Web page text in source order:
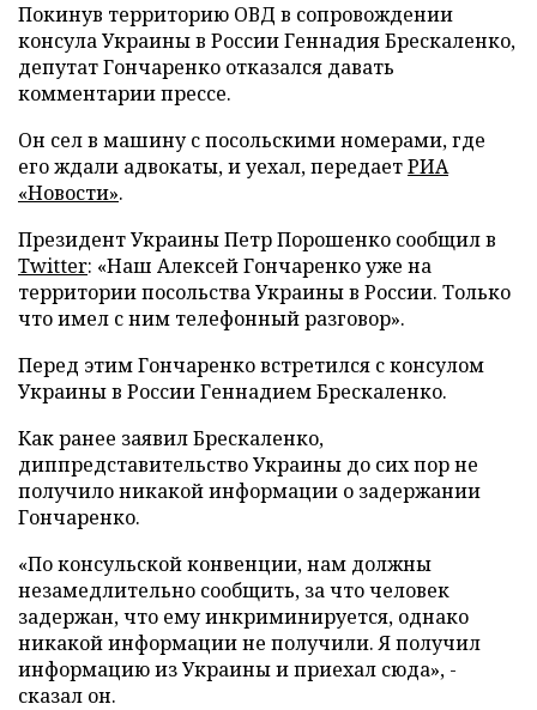
Покинув территорию ОВД в сопровождении
консула Украины в России Геннадия Брескаленко,
депутат Гончаренко отказался давать
комментарии прессе.
Он сел в машину с посольскими номерами, где
его ждали адвокаты, и уехал,передаетРИА
«Новости».
Президент Украины Петр Порошенко сообщил в
Twitter: «Наш Алексей Гончаренко уже на
территории посольства Украины в России. Только
что имел с ним телефонный разговор».
Перед этим Гончаренко встретился с консулом
Украины в России Геннадием Брескаленко.
Как ранее заявил Брескаленко,
диппредставительство Украины до сих пор не
получило никакой информации о задержании
Гончаренко.
«По консульской конвенции, нам должны
незамедлительно сообщить, за что человек
задержан, что ему инкриминируется, однако
никакой информации не получили. Я получил
информацию из Украины и приехал сюда», -
сказал он.